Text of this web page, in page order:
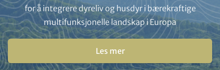
for å integrere dyreliv og husdyr i bærekraftige
multifunksjonelle landskap i Europa
Buttons Les mer